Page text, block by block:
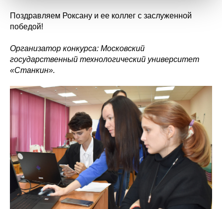
Поздравляем Роксану и ее коллег с заслуженной
победой!
Организатор конкурса: Московский
государственный технологический университет
«Станкин».